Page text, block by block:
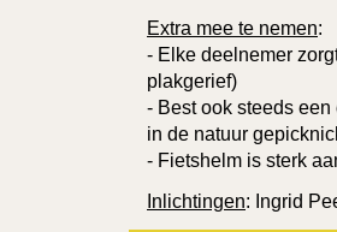
Extra mee te nemen:
- Elke deelnemer
plakgerief)
- Best ook steeds
in de natuur
- Fietshelm is sterk
Inlichtingen: Ingrid